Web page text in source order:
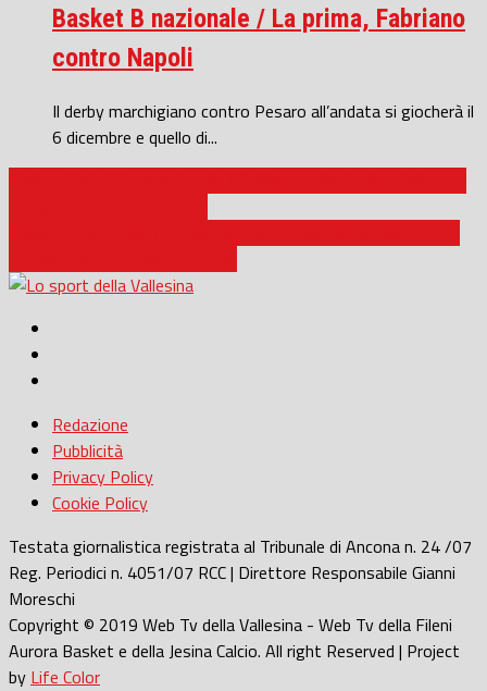
Basket B nazionale / La prima, Fabriano
contro Napoli
Il derby marchigiano contro Pesaro all’andata si giocherà il
6 dicembre e quello di...
Redazione
Pubblicità
Privacy Policy
Cookie Policy
Testata giornalistica registrata al Tribunale di Ancona n. 24 /07
Reg. Periodici n. 4051/07 RCC | Direttore Responsabile Gianni
Moreschi
Copyright © 2019 Web Tv della Vallesina - Web Tv della Fileni
Aurora Basket e della Jesina Calcio. All right Reserved | Project
by Life Color